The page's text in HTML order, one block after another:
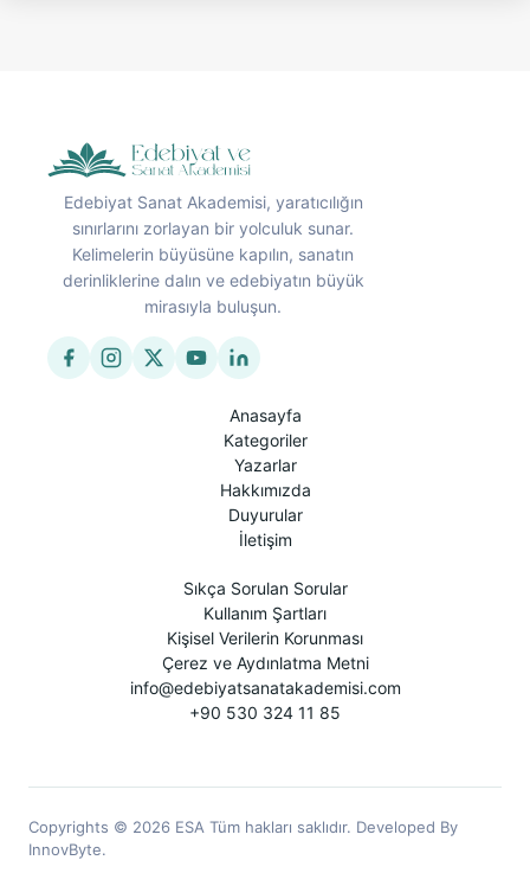
Edebiyat Sanat Akademisi, yaratıcılığın
sınırlarını zorlayan bir yolculuk sunar.
Kelimelerin büyüsüne kapılın, sanatın
derinliklerine dalın ve edebiyatın büyük
mirasıyla buluşun.
Anasayfa
Kategoriler
Yazarlar
Hakkımızda
Duyurular
İletişim
Sıkça Sorulan Sorular
Kullanım Şartları
Kişisel Verilerin Korunması
Çerez ve Aydınlatma Metni
info@edebiyatsanatakademisi.com
+90 530 324 11 85
Copyrights © 2026 ESA Tüm hakları saklıdır. Developed By
InnovByte.